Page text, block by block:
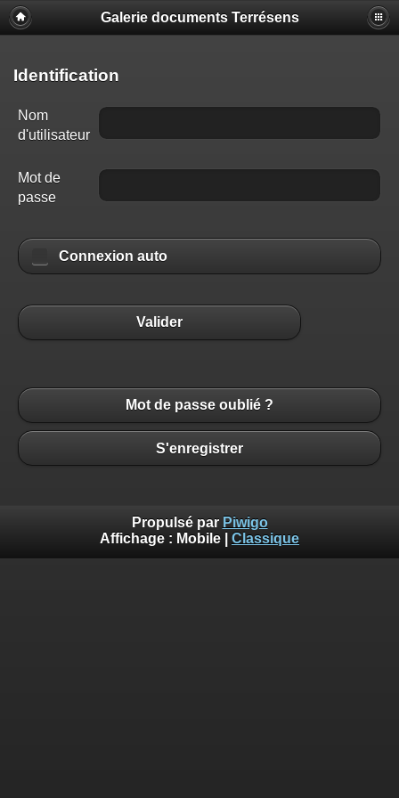
Galerie documents Terrésens
Identification
Nom
d'utilisateur
Mot de
passe
Connexion auto
Valider
Mot de passe oublié ?
S'enregistrer
Propulsé par Piwigo
Affichage : Mobile Classique